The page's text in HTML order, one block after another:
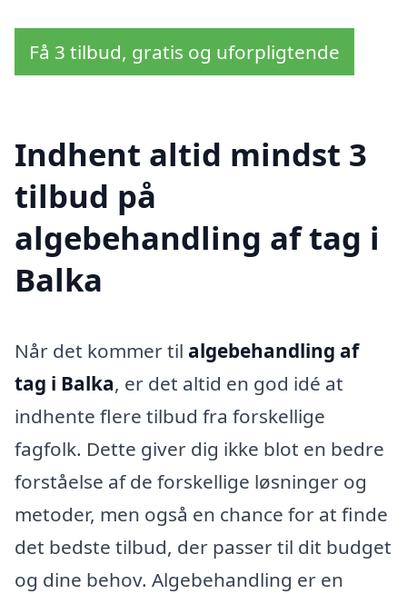
Få 3 tilbud, gratis og uforpligtende
Indhent altid mindst 3
tilbud på
algebehandling af tag i
Balka
Når det kommer til algebehandling af
tag i Balka, er det altid en god idé at
indhente flere tilbud fra forskellige
fagfolk. Dette giver dig ikke blot en bedre
forståelse af de forskellige løsninger og
metoder, men også en chance for at finde
det bedste tilbud, der passer til dit budget
og dine behov. Algebehandling er en